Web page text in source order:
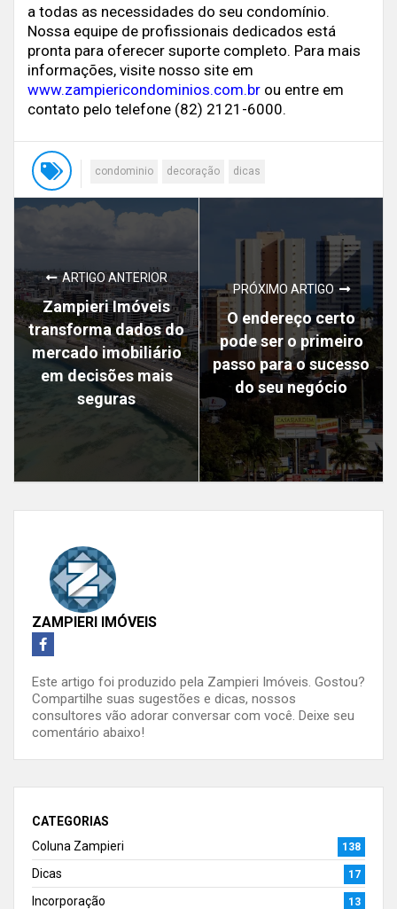
a todas as necessidades do seu condomínio.
Nossa equipe de profissionais dedicados está
pronta para oferecer suporte completo. Para mais
informações, visite nosso site em
www.zampiericondominios.com.br ou entre em
contato pelo telefone (82) 2121-6000.
condominio decoração dicas
ARTIGO ANTERIOR
Zampieri Imóveis
transforma dados do
mercado imobiliário
em decisões mais
seguras
PRÓXIMO ARTIGO
O endereço certo
pode ser o primeiro
passo para o sucesso
do seu negócio
ZAMPIERI IMÓVEIS
Este artigo foi produzido pela Zampieri Imóveis. Gostou?
Compartilhe suas sugestões e dicas, nossos
consultores vão adorar conversar com você. Deixe seu
comentário abaixo!
CATEGORIAS
Coluna Zampieri
138
Dicas 17
Incorporação 13